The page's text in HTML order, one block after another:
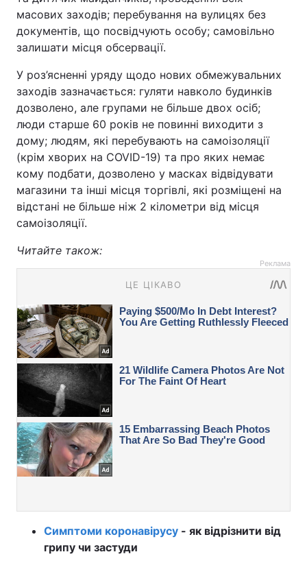
масових заходів; перебування на вулицях без
документів, що посвідчують особу; самовільно
залишати місця обсервації.
У роз’ясненні уряду щодо нових обмежувальних
заходів зазначається: гуляти навколо будинків
дозволено, але групами не більше двох осіб;
люди старше 60 років не повинні виходити з
дому; людям, які перебувають на самоізоляції
(крім хворих на COVID-19) та про яких немає
кому подбати, дозволено у масках відвідувати
магазини та інші місця торгівлі, які розміщені на
відстані не більше ніж 2 кілометри від місця
самоізоляції.
Читайте також:
Реклама
Симптоми коронавірусу - як відрізнити від
грипу чи застуди